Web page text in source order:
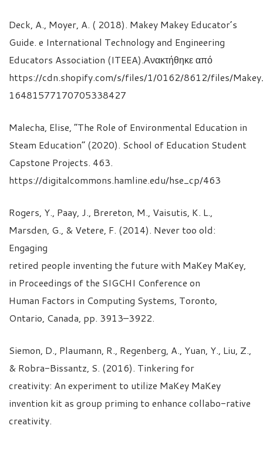
Deck, A., Moyer, A. ( 2018). Makey Makey Educator’s
Guide. e International Technology and Engineering
Educators Association (ITEEA).Ανακτήθηκε από
https://cdn.shopify.com/s/files/1/0162/8612/files/
16481577170705338427
Malecha, Elise, “The Role of Environmental Education in
Steam Education” (2020). School of Education Student
Capstone Projects. 463.
https://digitalcommons.hamline.edu/hse_cp/463
Rogers, Y., Paay, J., Brereton, M., Vaisutis, K. L.,
Marsden, G., & Vetere, F. (2014). Never too old:
Engaging
retired people inventing the future with MaKey MaKey,
in Proceedings of the SIGCHI Conference on
Human Factors in Computing Systems, Toronto,
Ontario, Canada, pp. 3913–3922.
Siemon, D., Plaumann, R., Regenberg, A., Yuan, Y., Liu, Z.,
& Robra-Bissantz, S. (2016). Tinkering for
creativity: An experiment to utilize MaKey MaKey
invention kit as group priming to enhance collabo-rative
creativity.